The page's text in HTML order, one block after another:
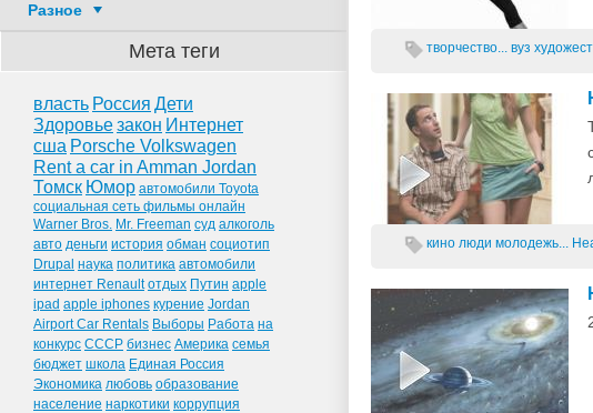
Разное
Мета теги
власть Россия Дети
Здоровьезакон Интернет
сша Porsche Volkswagen
Rent a car in Amman Jordan
Томск Юмор автомобили Toyota
социальная сеть фильмы онлайн
Warner Bros. Mr. Freeman суд алкоголь
авто деньги история обман социотип
Drupal наука политика автомобили
интернет Renault отдых Путин apple
ipad apple iphones курение Jordan
Airport Car Rentals Выборы Работа на
конкурс СССР бизнес Америка семья
бюджет школа Единая Россия
Экономика любовь образование
население наркотики коррупция
творчество... вуз
кино люди молодежь...